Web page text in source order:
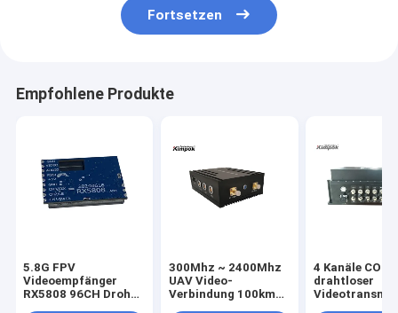
Fortsetzen
Empfohlene Produkte
5.8G FPV
Videoempfänger
RX5808 96CH Drohne
300Mhz ~ 2400Mhz
UAV Video-
Verbindung 100km
4 Kanäle
drahtloser